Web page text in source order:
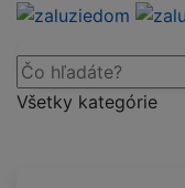
Všetky kategórie